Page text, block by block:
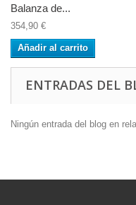
Balanza de...
354,90 €
Añadir al carrito
ENTRADAS DEL
Ningún entrada del blog en